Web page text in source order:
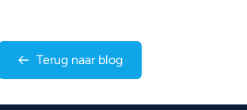
Terug naar blog